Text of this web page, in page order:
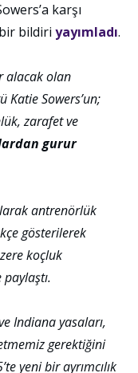
karşı
bir bildiri yayımladı.
alacak olan
Katie Sowers’un;
zarafet ve
gurur
antrenörlük
gösterilerek
koçluk
Indiana yasaları,
gerektiğini
yeni bir ayrımcılık